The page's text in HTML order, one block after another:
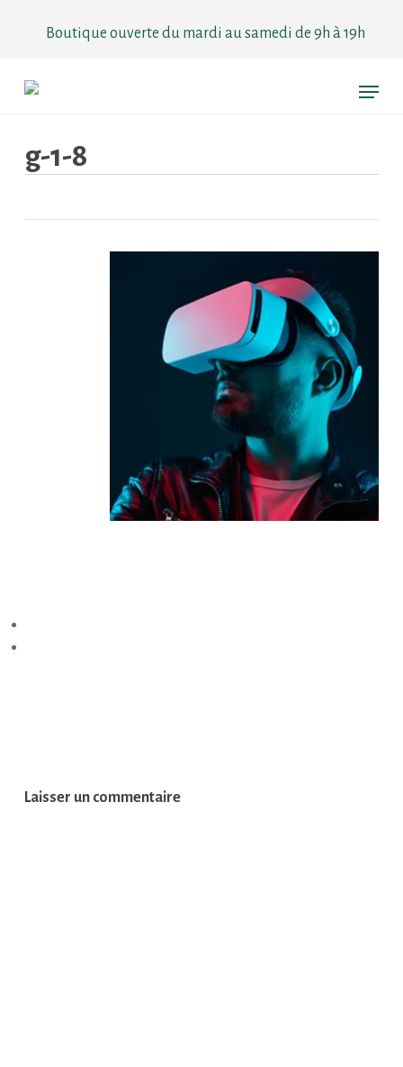
content
Boutique ouverte du mardi au samedi de 9h à 19h
g-1-8
Laisser un commentaire